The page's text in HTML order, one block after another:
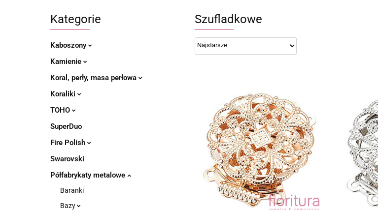
Kategorie
Kaboszony
Kamienie
Koral, perły, masa perłowa
Koraliki
TOHO
SuperDuo
Fire Polish
Swarovski
Półfabrykaty metalowe
Baranki
Bazy
Szufladkowe